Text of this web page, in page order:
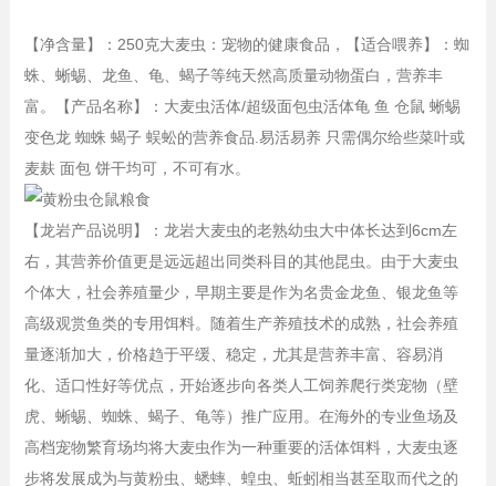
【净含量】：250克大麦虫：宠物的健康食品，【适合喂养】：蜘
蛛、蜥蜴、龙鱼、龟、蝎子等纯天然高质量动物蛋白，营养丰
富。【产品名称】：大麦虫活体/超级面包虫活体龟 鱼 仓鼠 蜥蜴
变色龙 蜘蛛 蝎子 蜈蚣的营养食品.易活易养 只需偶尔给些菜叶或
麦麸 面包 饼干均可，不可有水。
【龙岩产品说明】：龙岩大麦虫的老熟幼虫大中体长达到6cm左
右，其营养价值更是远远超出同类科目的其他昆虫。由于大麦虫
个体大，社会养殖量少，早期主要是作为名贵金龙鱼、银龙鱼等
高级观赏鱼类的专用饵料。随着生产养殖技术的成熟，社会养殖
量逐渐加大，价格趋于平缓、稳定，尤其是营养丰富、容易消
化、适口性好等优点，开始逐步向各类人工饲养爬行类宠物（壁
虎、蜥蜴、蜘蛛、蝎子、龟等）推广应用。在海外的专业鱼场及
高档宠物繁育场均将大麦虫作为一种重要的活体饵料，大麦虫逐
步将发展成为与黄粉虫、蟋蟀、蝗虫、蚯蚓相当甚至取而代之的